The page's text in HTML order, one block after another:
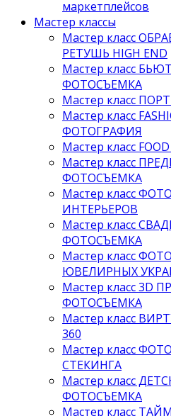
маркетплейсов
Мастер классы
Мастер класс
РЕТУШЬ HIGH END
Мастер класс
ФОТОСЪЕМКА
Мастер класс
Мастер класс
ФОТОГРАФИЯ
Мастер класс
Мастер класс
ФОТОСЪЕМКА
Мастер класс
ИНТЕРЬЕРОВ
Мастер класс
ФОТОСЪЕМКА
Мастер класс
ЮВЕЛИРНЫХ
Мастер класс 3D
ФОТОСЪЕМКА
Мастер класс
360
Мастер класс
СТЕКИНГА
Мастер класс
ФОТОСЪЕМКА
Мастер класс